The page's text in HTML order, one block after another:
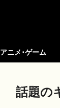
アニメ･ゲーム
話題の